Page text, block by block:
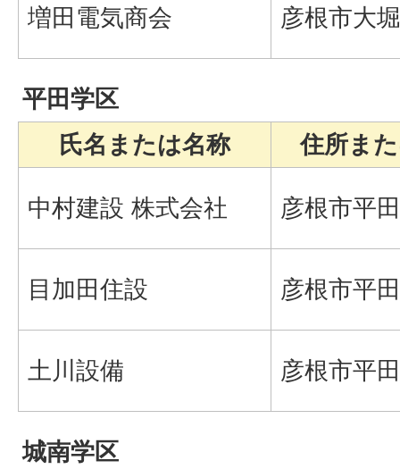
増田電気商会 彦根市大
平田学区
氏名または名称
住所ま
中村建設 株式会社 彦根市平
目加田住設 彦根市平
土川設備 彦根市平
城南学区